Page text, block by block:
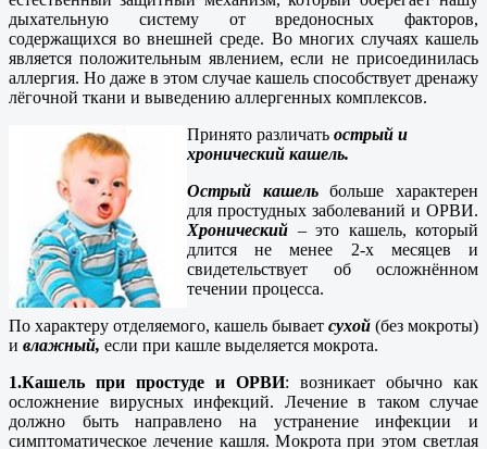
дыхательную систему от вредоносных факторов,
содержащихся во внешней среде. Во многих случаях кашель
является положительным явлением, если не присоединилась
аллергия. Но даже в этом случае кашель способствует дренажу
лёгочной ткани и выведению аллергенных комплексов.
Принято различать острый и
хронический кашель.
Острый кашельбольше характерен
для простудных заболеваний и ОРВИ.
Хронический – это кашель, который
длится не менее 2-х месяцев и
свидетельствует об осложнённом
течении процесса.
По характеру отделяемого, кашель бывает сухой (без мокроты)
и влажный, если при кашле выделяется мокрота.
1.Кашель при простуде и ОРВИ: возникает обычно как
осложнение вирусных инфекций. Лечение в таком случае
должно быть направлено на устранение инфекции и
симптоматическое лечение кашля. Мокрота при этом светлая